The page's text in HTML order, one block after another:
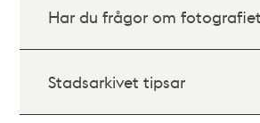
Har du frågor om
Stadsarkivet tipsar